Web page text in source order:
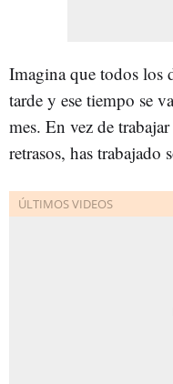
Imagina que todos los
tarde y ese tiempo se
mes. En vez de
retrasos, has trabajado